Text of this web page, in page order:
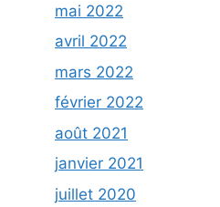
mai 2022
avril 2022
mars 2022
février 2022
août 2021
janvier 2021
juillet 2020